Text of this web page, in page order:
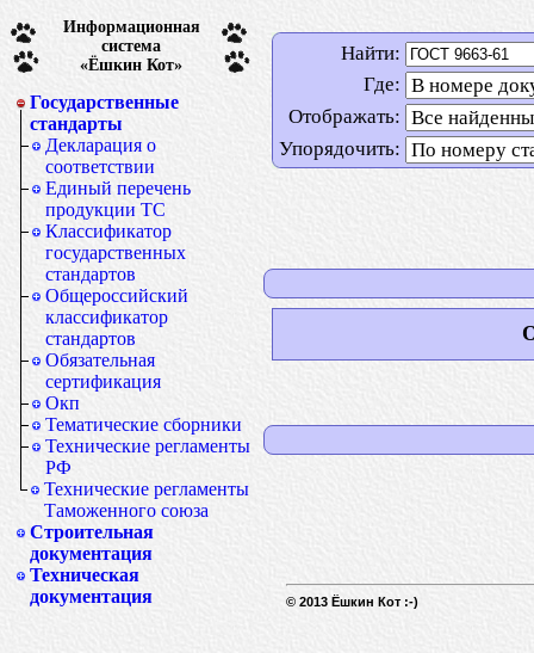
Информационная
система
«Ёшкин Кот»
Государственные
стандарты
Декларация о
соответствии
Единый перечень
продукции ТС
Классификатор
государственных
стандартов
Общероссийский
классификатор
стандартов
Обязательная
сертификация
Окп
Тематические сборники
Технические регламенты
РФ
Технические регламенты
Таможенного союза
Строительная
документация
Техническая
документация
Найти:
Где:
Отображать:
Упорядочить:
© 2013 Ёшкин Кот :-)